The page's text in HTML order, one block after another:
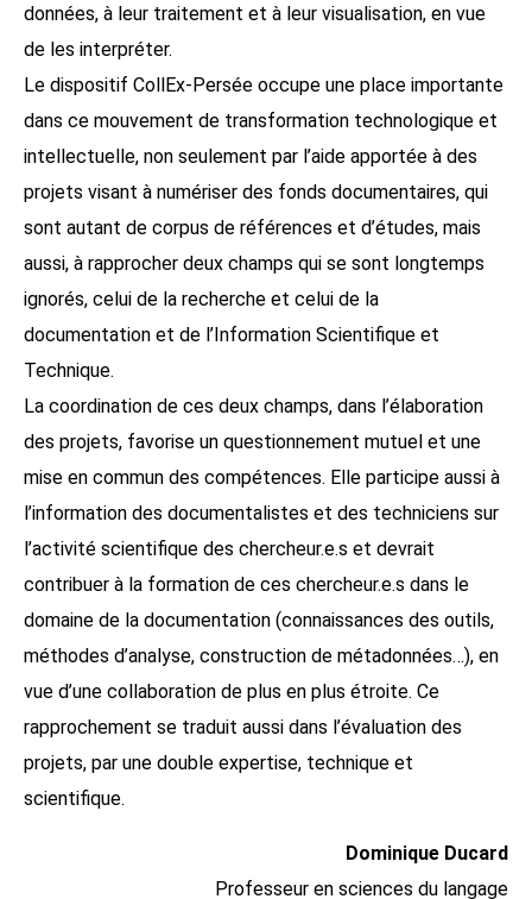
données, à leur traitement et à leur visualisation, en vue
de les interpréter.
Le dispositif CollEx-Persée occupe une place importante
dans ce mouvement de transformation technologique et
intellectuelle, non seulement par l’aide apportée à des
projets visant à numériser des fonds documentaires, qui
sont autant de corpus de références et d’études, mais
aussi, à rapprocher deux champs qui se sont longtemps
ignorés, celui de la recherche et celui de la
documentation et de l’Information Scientifique et
Technique.
La coordination de ces deux champs, dans l’élaboration
des projets, favorise un questionnement mutuel et une
mise en commun des compétences. Elle participe aussi à
l’information des documentalistes et des techniciens sur
l’activité scientifique des chercheur.e.s et devrait
contribuer à la formation de ces chercheur.e.s dans le
domaine de la documentation (connaissances des outils,
méthodes d’analyse, construction de métadonnées…), en
vue d’une collaboration de plus en plus étroite. Ce
rapprochement se traduit aussi dans l’évaluation des
projets, par une double expertise, technique et
scientifique.
Dominique Ducard
Professeur en sciences du langage